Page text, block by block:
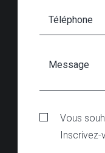
Vous
Inscrivez-